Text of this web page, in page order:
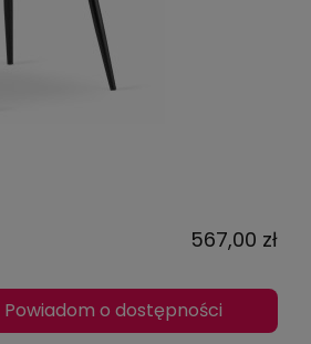
567,00 zł
Powiadom o dostępności